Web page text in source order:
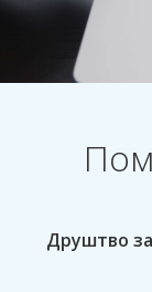
Друштво